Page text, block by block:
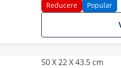
Reducere Popular
50 X 22 X 43.5 cm